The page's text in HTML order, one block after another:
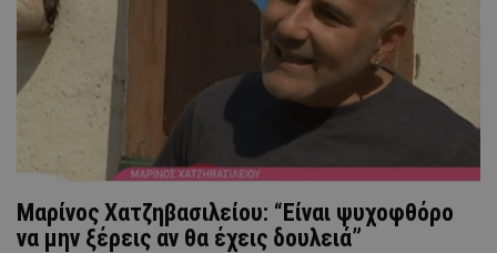
Μαρίνος Χατζηβασιλείου: “Είναι ψυχοφθόρο
να μην ξέρεις αν θα έχεις δουλειά”